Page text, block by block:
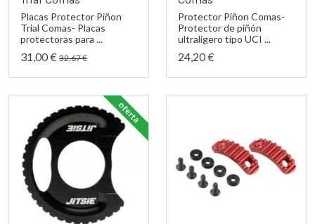
Placas Protector Piñon
Trial Comas- Placas
protectoras para ...
31,00 € 32,67 €
Protector Piñon Comas-
Protector de piñón
ultraligero tipo UCI ...
24,20 €
oferta